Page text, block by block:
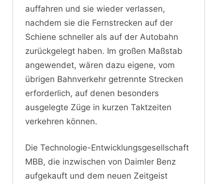
auffahren und sie wieder verlassen,
nachdem sie die Fernstrecken auf der
Schiene schneller als auf der Autobahn
zurückgelegt haben. Im großen Maßstab
angewendet, wären dazu eigene, vom
übrigen Bahnverkehr getrennte Strecken
erforderlich, auf denen besonders
ausgelegte Züge in kurzen Taktzeiten
verkehren können.
Die Technologie-Entwicklungsgesellschaft
MBB, die inzwischen von Daimler Benz
aufgekauft und dem neuen Zeitgeist